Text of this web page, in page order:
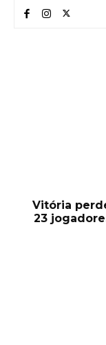
Vitória
23